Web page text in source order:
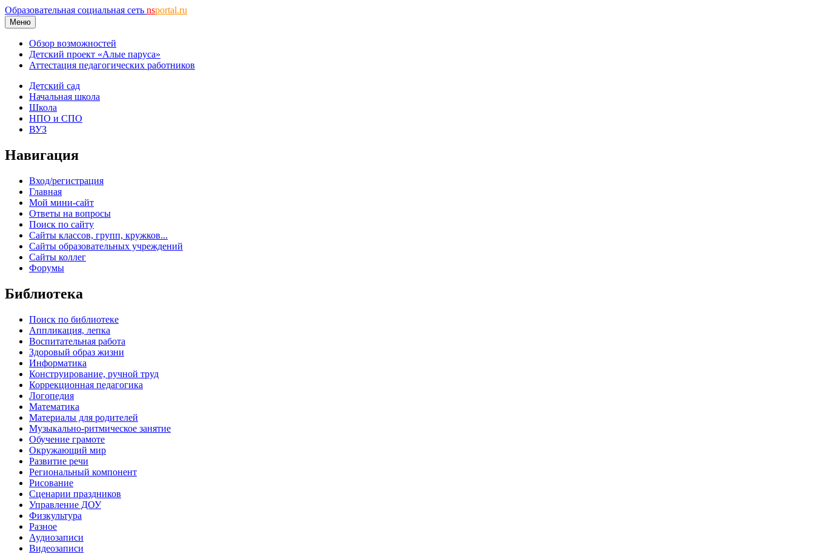
Образовательная социальная сеть nsportal.ru
Меню
Обзор возможностей
Детский проект «Алые паруса»
Аттестация педагогических работников
Детский сад
Начальная школа
Школа
НПО и СПО
ВУЗ
Навигация
Вход/регистрация
Главная
Мой мини-сайт
Ответы на вопросы
Поиск по сайту
Сайты классов, групп, кружков...
Сайты образовательных учреждений
Сайты коллег
Форумы
Библиотека
Поиск по библиотеке
Аппликация, лепка
Воспитательная работа
Здоровый образ жизни
Информатика
Конструирование, ручной труд
Коррекционная педагогика
Логопедия
Математика
Материалы для родителей
Музыкально-ритмическое занятие
Обучение грамоте
Окружающий мир
Развитие речи
Региональный компонент
Рисование
Сценарии праздников
Управление ДОУ
Физкультура
Разное
Аудиозаписи
Видеозаписи